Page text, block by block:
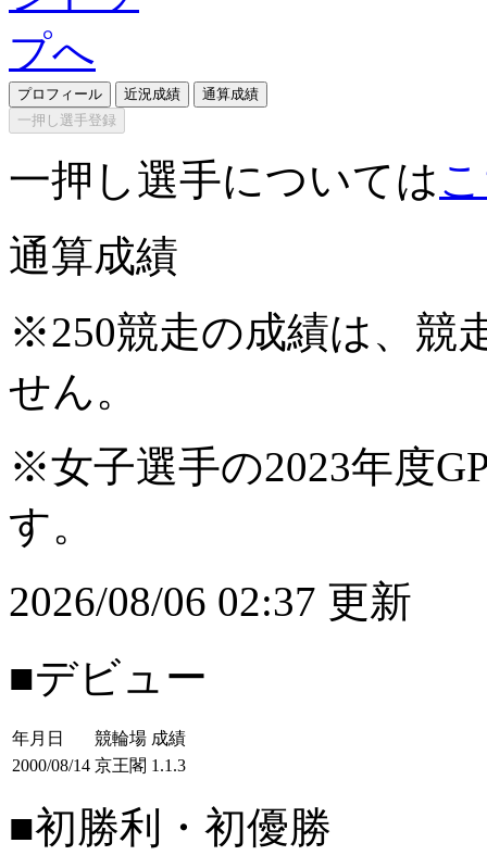
プロフィール 近況成績
通算成績
一押し選手登録
一押し選手については
通算成績
※250競走の成績は、競
せん。
※女子選手の2023年度
す。
2026/08/06 02:37 更新
■デビュー
年月日 競輪場 成績
2000/08/14 京王閣 1.1.3
■初勝利・初優勝